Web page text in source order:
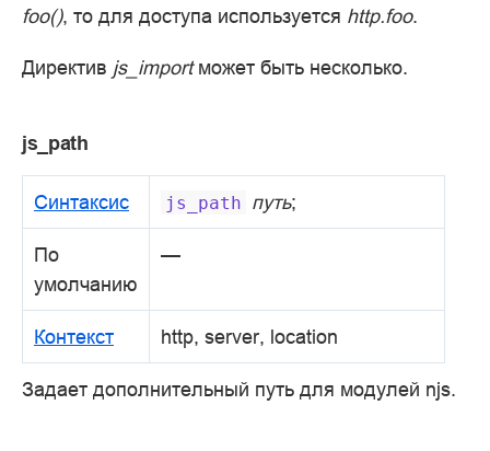
foo(), то для доступа используется http.foo.
Директив js_importможет быть несколько.
js_path
Синтаксис js_path путь;
По
умолчанию
—
Контекст http, server, location
Задает дополнительный путь для модулей njs.